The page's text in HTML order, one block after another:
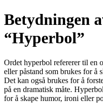
Betydningen
“Hyperbol”
Ordet hyperbol refererer til en
eller påstand som brukes for å
Det kan også brukes for å
på en dramatisk måte.
for å skape humor, ironi eller